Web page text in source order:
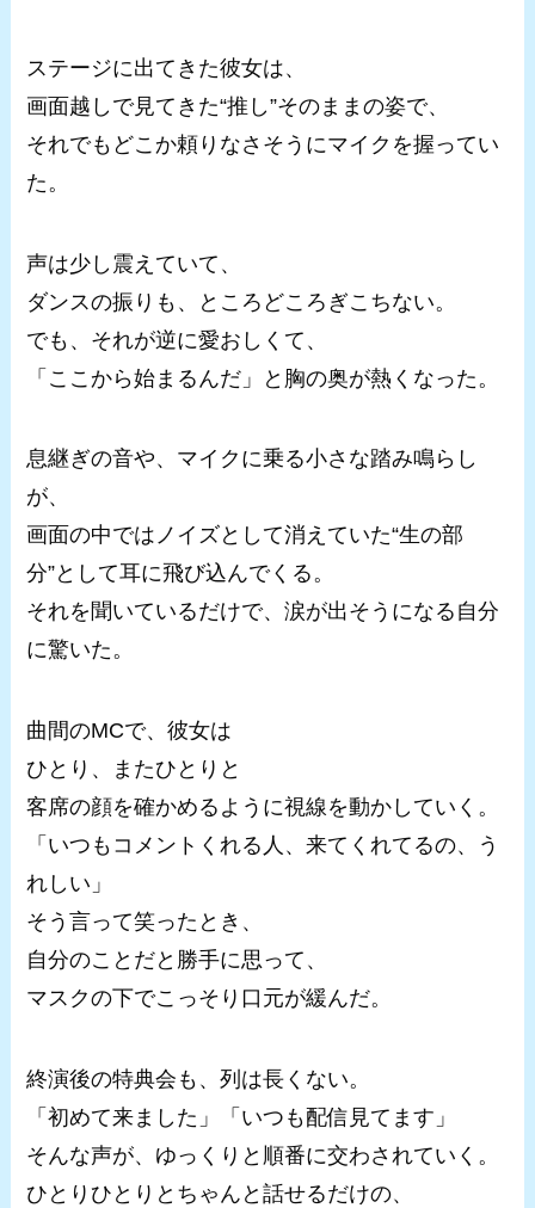
ステージに出てきた彼女は、
画面越しで見てきた“推し”そのままの姿で、
それでもどこか頼りなさそうにマイクを握ってい
た。
声は少し震えていて、
ダンスの振りも、ところどころぎこちない。
でも、それが逆に愛おしくて、
「ここから始まるんだ」と胸の奥が熱くなった。
息継ぎの音や、マイクに乗る小さな踏み鳴らし
が、
画面の中ではノイズとして消えていた“生の部
分”として耳に飛び込んでくる。
それを聞いているだけで、涙が出そうになる自分
に驚いた。
曲間のMCで、彼女は
ひとり、またひとりと
客席の顔を確かめるように視線を動かしていく。
「いつもコメントくれる人、来てくれてるの、う
れしい」
そう言って笑ったとき、
自分のことだと勝手に思って、
マスクの下でこっそり口元が緩んだ。
終演後の特典会も、列は長くない。
「初めて来ました」「いつも配信見てます」
そんな声が、ゆっくりと順番に交わされていく。
ひとりひとりとちゃんと話せるだけの、